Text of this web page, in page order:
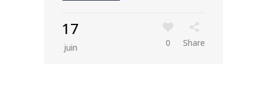
17
juin 0 Share